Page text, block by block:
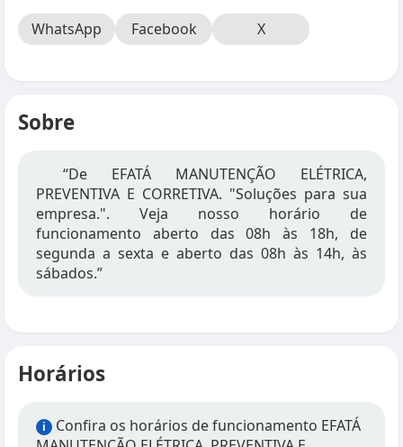
WhatsApp Facebook X
Sobre
“De EFATÁ MANUTENÇÃO ELÉTRICA,
PREVENTIVA E CORRETIVA. "Soluções para sua
empresa.". Veja nosso horário de
funcionamento aberto das 08h às 18h, de
segunda a sexta e aberto das 08h às 14h, às
sábados.”
Horários
i
Confira os horários de funcionamento EFATÁ